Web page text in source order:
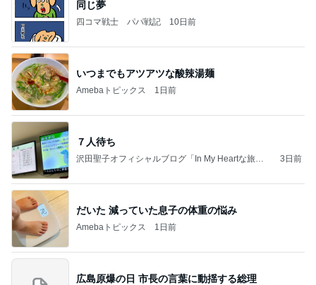
同じ夢
四コマ戦士 パパ戦記 10日前
いつまでもアツアツな酸辣湯麺
Amebaトピックス 1日前
７人待ち
沢田聖子オフィシャルブログ「In My Heartな旅日
3日前
だいた 減っていた息子の体重の悩み
Amebaトピックス 1日前
広島原爆の日 市長の言葉に動揺する総理